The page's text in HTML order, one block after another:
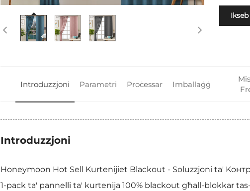
Introduzzjoni Parametri Proċessar Imballaġġ
Introduzzjoni
1-pack ta' pannelli ta' kurtenija 100% blackout għall-blokkar